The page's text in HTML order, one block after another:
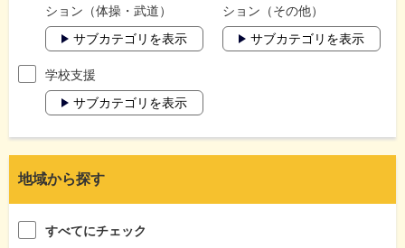
ション（体操・武道）
サブカテゴリを表示
ション（その他）
サブカテゴリを表示
学校支援
サブカテゴリを表示
地域から探す
すべてにチェック